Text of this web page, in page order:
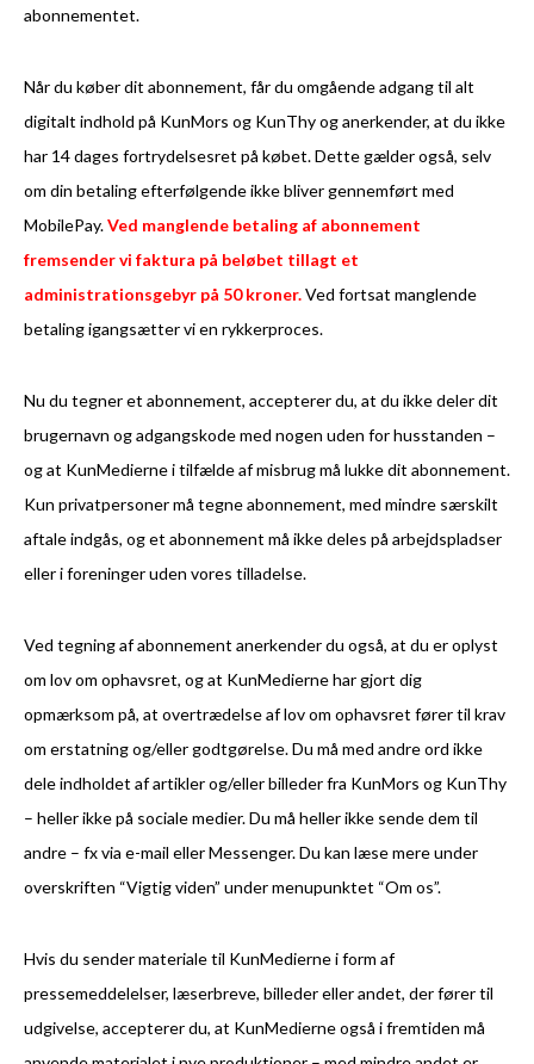
abonnementet.
Når du køber dit abonnement, får du omgående adgang til alt
digitalt indhold på KunMors og KunThy og anerkender, at du ikke
har 14 dages fortrydelsesret på købet. Dette gælder også, selv
om din betaling efterfølgende ikke bliver gennemført med
MobilePay.Ved manglende betaling af abonnement
fremsender vi faktura på beløbet tillagt et
administrationsgebyr på 50 kroner.Ved fortsat manglende
betaling igangsætter vi en rykkerproces.
Nu du tegner et abonnement, accepterer du, at du ikke deler dit
brugernavn og adgangskode med nogen uden for husstanden –
og at KunMedierne i tilfælde af misbrug må lukke dit abonnement.
Kun privatpersoner må tegne abonnement, med mindre særskilt
aftale indgås, og et abonnement må ikke deles på arbejdspladser
eller i foreninger uden vores tilladelse.
Ved tegning af abonnement anerkender du også, at du er oplyst
om lov om ophavsret, og at KunMedierne har gjort dig
opmærksom på, at overtrædelse af lov om ophavsret fører til krav
om erstatning og/eller godtgørelse. Du må med andre ord ikke
dele indholdet af artikler og/eller billeder fra KunMors og KunThy
– heller ikke på sociale medier. Du må heller ikke sende dem til
andre – fx via e-mail eller Messenger. Du kan læse mere under
overskriften “Vigtig viden” under menupunktet “Om os”.
Hvis du sender materiale til KunMedierne i form af
pressemeddelelser, læserbreve, billeder eller andet, der fører til
udgivelse, accepterer du, at KunMedierne også i fremtiden må